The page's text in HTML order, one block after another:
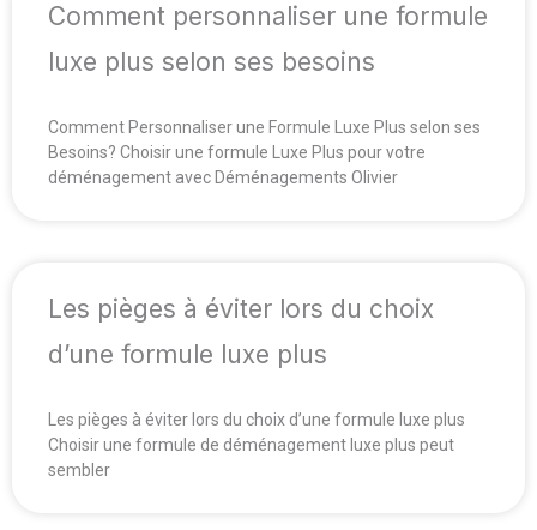
Comment personnaliser une formule
luxe plus selon ses besoins
Comment Personnaliser une Formule Luxe Plus selon ses
Besoins? Choisir une formule Luxe Plus pour votre
déménagement avec Déménagements Olivier
Les pièges à éviter lors du choix
d’une formule luxe plus
Les pièges à éviter lors du choix d’une formule luxe plus
Choisir une formule de déménagement luxe plus peut
sembler